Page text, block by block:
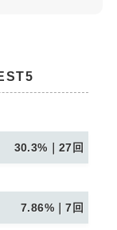
30.3%｜27回
7.86%｜7回